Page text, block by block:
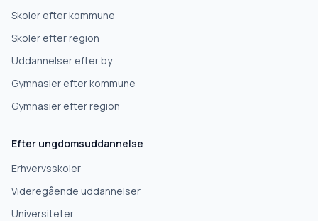
Skoler efter kommune
Skoler efter region
Uddannelser efter by
Gymnasier efter kommune
Gymnasier efter region
Efter ungdomsuddannelse
Erhvervsskoler
Videregående uddannelser
Universiteter